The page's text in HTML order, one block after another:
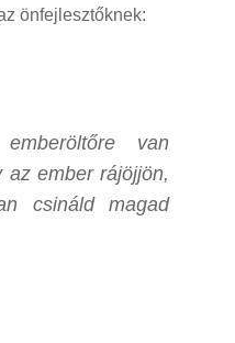
önfejlesztőknek:
van
az ember rájöjjön,
csináld magad